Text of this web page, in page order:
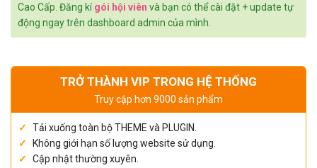
Cao Cấp. Đăng kígói hội viên và bạn có thể cài đặt + update tự
động ngay trên dashboard admin của mình.
TRỞ THÀNH VIP TRONG HỆ THỐNG
Truy cập hơn 9000 sản phẩm
Tải xuống toàn bộ THEME và PLUGIN.
Không giới hạn số lượng website sử dụng.
Cập nhật thường xuyên.